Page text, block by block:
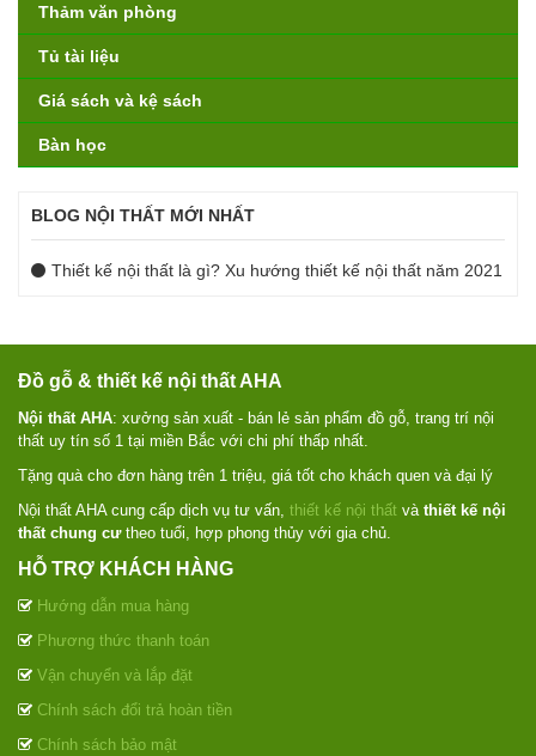
Thảm văn phòng
Tủ tài liệu
Giá sách và kệ sách
Bàn học
BLOG NỘI THẤT MỚI NHẤT
Thiết kế nội thất là gì? Xu hướng thiết kế nội thất năm 2021
Đồ gỗ & thiết kế nội thất AHA
Nội thất AHA: xưởng sản xuất - bán lẻ sản phẩm đồ gỗ, trang trí nội
thất uy tín số 1 tại miền Bắc với chi phí thấp nhất.
Tặng quà cho đơn hàng trên 1 triệu, giá tốt cho khách quen và đại lý
Nội thất AHA cung cấp dịch vụ tư vấn, thiết kế nội thất và thiết kế nội
thất chung cưtheo tuổi, hợp phong thủy với gia chủ.
HỖ TRỢ KHÁCH HÀNG
Hướng dẫn mua hàng
Phương thức thanh toán
Vận chuyển và lắp đặt
Chính sách đổi trả hoàn tiền
Chính sách bảo mật